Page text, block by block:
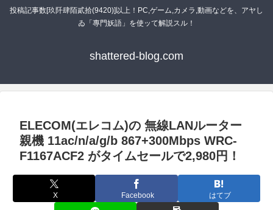
投稿記事数[玖阡肆陌貳拾(9420)]以上！PC,ゲーム,カメラ,動画などを、アヤし
ゐ「專門妖語」を使ッて解説スル！
shattered-blog.com
ELECOM(エレコム)の 無線LANルーター
親機 11ac/n/a/g/b 867+300Mbps WRC-
F1167ACF2 がタイムセールで2,980円！
X Facebook はてブ